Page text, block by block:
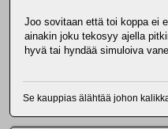
Joo sovitaan että toi koppa ei
ainakin joku tekosyy ajella
hyvä tai hyndää simuloiva
Se kauppias älähtää johon